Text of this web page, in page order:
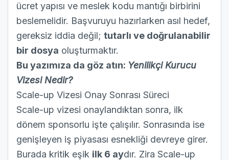
ücret yapısı ve meslek kodu mantığı birbirini
beslemelidir. Başvuruyu hazırlarken asıl hedef,
gereksiz iddia değil; tutarlı ve doğrulanabilir
bir dosya oluşturmaktır.
Bu yazımıza da göz atın: Yenilikçi Kurucu
Vizesi Nedir?
Scale-up Vizesi Onay Sonrası Süreci
Scale-up vizesi onaylandıktan sonra, ilk
dönem sponsorlu işte çalışılır. Sonrasında ise
genişleyen iş piyasası esnekliği devreye girer.
Burada kritik eşik ilk 6 aydır. Zira Scale-up